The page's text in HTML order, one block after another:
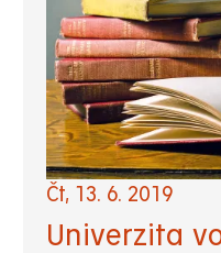
Čt, 13. 6. 2019
Univerzita